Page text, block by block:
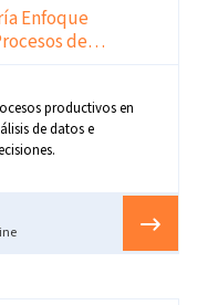
Enfoque
de
productivos en
de datos e